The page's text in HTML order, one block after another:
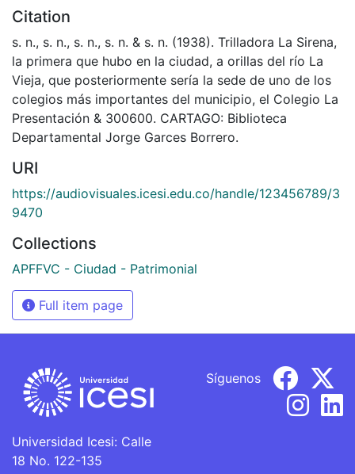
Citation
s. n., s. n., s. n., s. n. & s. n. (1938). Trilladora La Sirena,
la primera que hubo en la ciudad, a orillas del río La
Vieja, que posteriormente sería la sede de uno de los
colegios más importantes del municipio, el Colegio La
Presentación & 300600. CARTAGO: Biblioteca
Departamental Jorge Garces Borrero.
URI
https://audiovisuales.icesi.edu.co/handle/123456789/3
9470
Collections
APFFVC - Ciudad - Patrimonial
Full item page
Universidad Icesi: Calle
18 No. 122-135
Síguenos